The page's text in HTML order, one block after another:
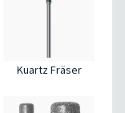
Kuartz Fräser